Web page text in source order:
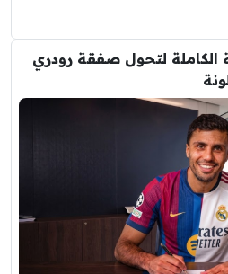
لتحول صفقة رودري